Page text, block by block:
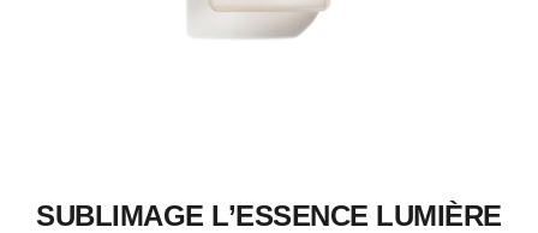
SUBLIMAGE L’ESSENCE LUMIÈRE